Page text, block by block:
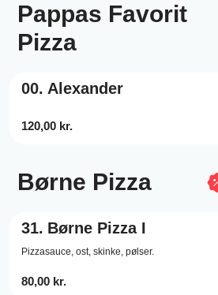
Pappas Favorit
Pizza
00. Alexander
120,00 kr.
Børne Pizza
31. Børne Pizza I
Pizzasauce, ost, skinke, pølser.
80,00 kr.